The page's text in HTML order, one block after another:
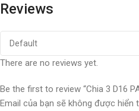
Reviews
There are no reviews yet.
Be the first to review “Chia 3 D16
Email của bạn sẽ không được hiển